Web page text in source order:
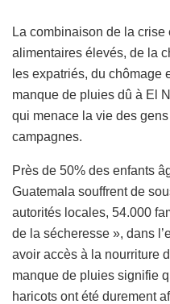
La combinaison de la
alimentaires élevés, de la
les expatriés, du chômage
manque de pluies dû à El
qui menace la vie des
campagnes.
Près de 50% des enfants
Guatemala souffrent de
autorités locales, 54.000
de la sécheresse », dans
avoir accès à la nourriture
manque de pluies signifie
haricots ont été durement